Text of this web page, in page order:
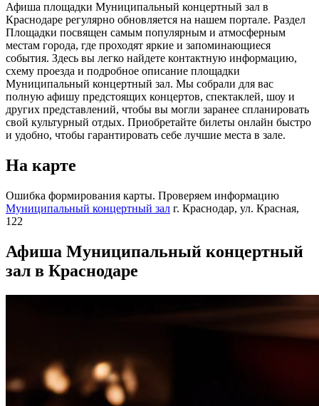
Афиша площадки Муниципальный концертный зал в
Краснодаре регулярно обновляется на нашем портале. Раздел
Площадки посвящен самым популярным и атмосферным
местам города, где проходят яркие и запоминающиеся
события. Здесь вы легко найдете контактную информацию,
схему проезда и подробное описание площадки
Муниципальный концертный зал. Мы собрали для вас
полную афишу предстоящих концертов, спектаклей, шоу и
других представлений, чтобы вы могли заранее спланировать
свой культурный отдых. Приобретайте билеты онлайн быстро
и удобно, чтобы гарантировать себе лучшие места в зале.
На карте
Ошибка формирования карты. Проверяем информацию
Муниципальный концертный зал г. Краснодар, ул. Красная,
122
Афиша Муниципальный концертный
зал в Краснодаре